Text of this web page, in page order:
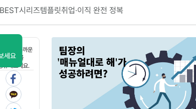
세요
BEST시리즈템플릿취업·이직 완전 정복
자 보기 아까운
콘텐츠를
유해보세요.